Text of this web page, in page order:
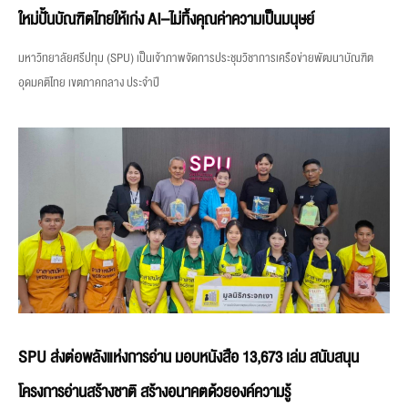
ใหม่ปั้นบัณฑิตไทยให้เก่ง AI–ไม่ทิ้งคุณค่าความเป็นมนุษย์
มหาวิทยาลัยศรีปทุม (SPU) เป็นเจ้าภาพจัดการประชุมวิชาการเครือข่ายพัฒนาบัณฑิต
อุดมคติไทย เขตภาคกลาง ประจำปี
SPU ส่งต่อพลังแห่งการอ่าน มอบหนังสือ 13,673 เล่ม สนับสนุน
โครงการอ่านสร้างชาติ สร้างอนาคตด้วยองค์ความรู้